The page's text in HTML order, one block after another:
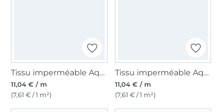
Tissu imperméable Aqua Protect, vert olive clair
11,04 € / m
(7,61 € / 1 m²)
Tissu imperméable Aqua Protect, bleu bébé
11,04 € / m
(7,61 € / 1 m²)